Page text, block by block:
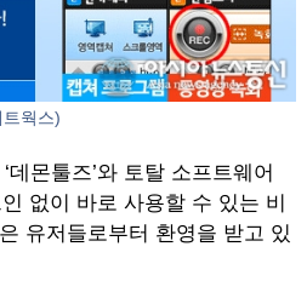
웍스)
몬툴즈’와 토탈 소프트웨어
없이 바로 사용할 수 있는 비
유저들로부터 환영을 받고 있